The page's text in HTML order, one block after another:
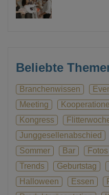
Beliebte
Branchenwissen
Meeting
Kongress
Junggesellenabschied
Sommer
Bar Fotos
Trends
Geburtstag
Halloween
Essen